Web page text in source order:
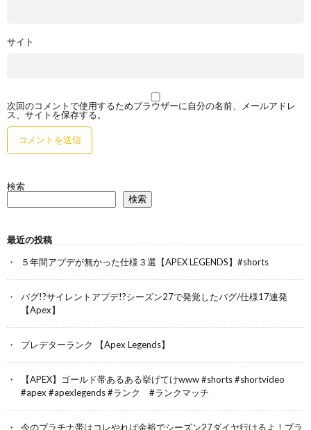
サイト
次回のコメントで使用するためブラウザーに自分の名前、メールアドレ
ス、サイトを保存する。
検索
検索
最近の投稿
５年間アプデが無かった仕様３選【APEX LEGENDS】#shorts
バグ!?サイレントアプデ!?シーズン27で発覚したバグ/仕様17連発
【Apex】
プレデターランク 【Apex Legends】
【APEX】ゴールド帯あるある挙げてけwww #shorts #shortvideo
#apex #apexlegends #ランク #ランクマッチ
今のプラチナ帯はコレやれば余裕でシーズン27ダイヤ行けるよ！プラ